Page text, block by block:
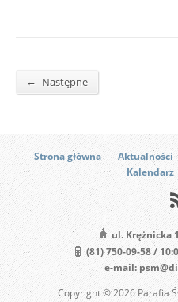
← Następne
Strona główna Aktualności
Kalendarz
ul. Krężnicka
(81) 750-09-58 /
e-mail:
Copyright © 2026 Parafia